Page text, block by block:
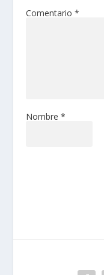
Comentario *
Nombre *